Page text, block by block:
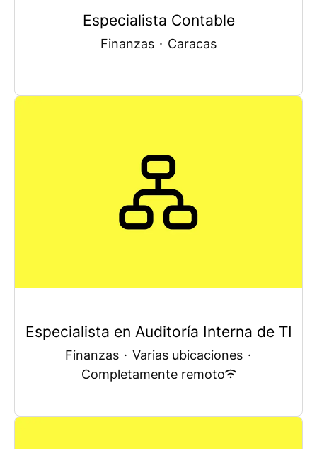
Especialista Contable
Finanzas · Caracas
Especialista en Auditoría Interna de TI
Finanzas · Varias ubicaciones ·
Completamente remoto